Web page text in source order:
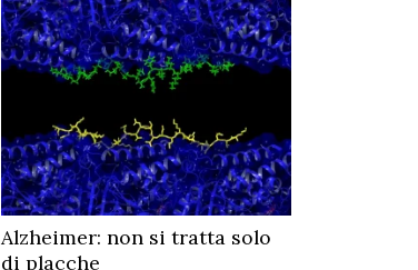
Alzheimer: non si tratta solo
di placche